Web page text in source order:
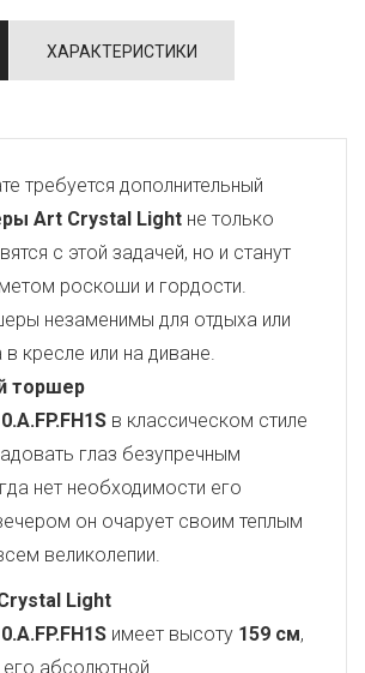
ХАРАКТЕРИСТИКИ
требуется дополнительный
Art Crystal Light не только
с этой задачей, но и станут
роскоши и гордости.
незаменимы для отдыха или
кресле или на диване.
торшер
в классическом стиле
глаз безупречным
нет необходимости его
он очарует своим теплым
великолепии.
Light
имеет высоту 159 см,
его абсолютной